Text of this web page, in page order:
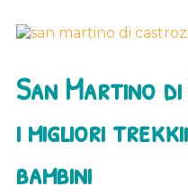
San Martino
i migliori
bambini